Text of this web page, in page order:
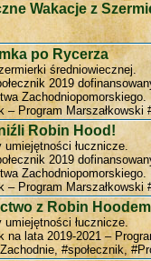
Wakacje z
po Rycerza
średniowiecznej.
2019
Zachodniopomorskiego.
– Program
Robin Hood!
umiejętności łucznicze.
2019
Zachodniopomorskiego.
– Program
z Robin
umiejętności łucznicze.
na lata 2019-2021 –
#społecznik,